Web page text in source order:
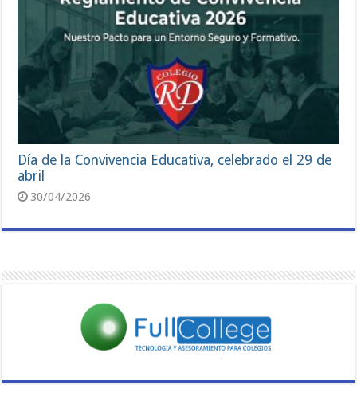
Día de la Convivencia Educativa, celebrado el 29 de
abril
30/04/2026